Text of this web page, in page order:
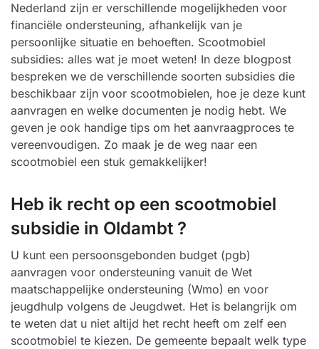
Nederland zijn er verschillende mogelijkheden voor
financiële ondersteuning, afhankelijk van je
persoonlijke situatie en behoeften. Scootmobiel
subsidies: alles wat je moet weten! In deze blogpost
bespreken we de verschillende soorten subsidies die
beschikbaar zijn voor scootmobielen, hoe je deze kunt
aanvragen en welke documenten je nodig hebt. We
geven je ook handige tips om het aanvraagproces te
vereenvoudigen. Zo maak je de weg naar een
scootmobiel een stuk gemakkelijker!
Heb ik recht op een scootmobiel
subsidie in Oldambt ?
U kunt een persoonsgebonden budget (pgb)
aanvragen voor ondersteuning vanuit de Wet
maatschappelijke ondersteuning (Wmo) en voor
jeugdhulp volgens de Jeugdwet. Het is belangrijk om
te weten dat u niet altijd het recht heeft om zelf een
scootmobiel te kiezen. De gemeente bepaalt welk type